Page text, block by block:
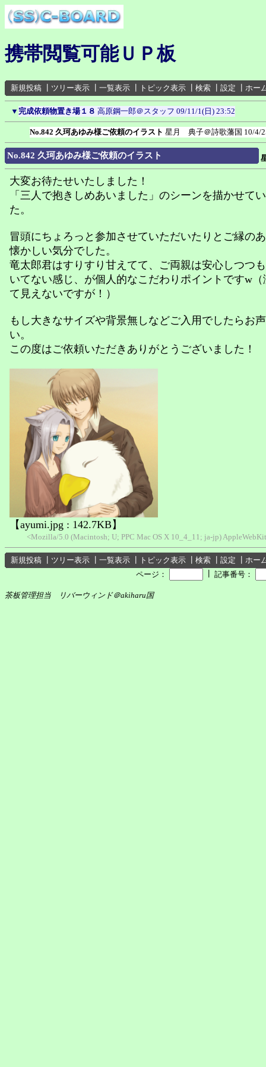
携帯閲覧可能ＵＰ板
新規投稿 ツリー表示 一覧表示 トピック表示 検索 設定 ホー
▼ 完成依頼物置き場１８ 高原鋼一郎＠スタッフ 09/11/1(日) 23:52
No.842 久珂あゆみ様ご依頼のイラスト 星月 典子＠詩歌藩国 10/4/
No.842 久珂あゆみ様ご依頼のイラスト
大変お待たせいたしました！
「三人で抱きしめあいました」のシーンを描かせて
た。
冒頭にちょろっと参加させていただいたりとご縁の
懐かしい気分でした。
竜太郎君はすりすり甘えてて、ご両親は安心しつつ
いてない感じ、が個人的なこだわりポイントですw
て見えないですが！）
もし大きなサイズや背景無しなどご入用でしたらお
い。
この度はご依頼いただきありがとうございました！
【ayumi.jpg : 142.7KB】
<Mozilla/5.0 (Macintosh; U; PPC Mac OS X 10_4_11; ja-jp)
新規投稿 ツリー表示 一覧表示 トピック表示 検索 設定
ホー
ページ：
記事番号：
茶板管理担当 リバーウィンド＠akiharu国